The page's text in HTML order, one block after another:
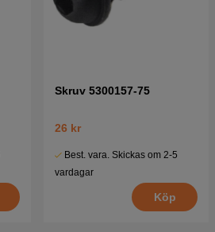
Skruv 5300157-75
26 kr
Best. vara. Skickas om 2-5
vardagar
Köp